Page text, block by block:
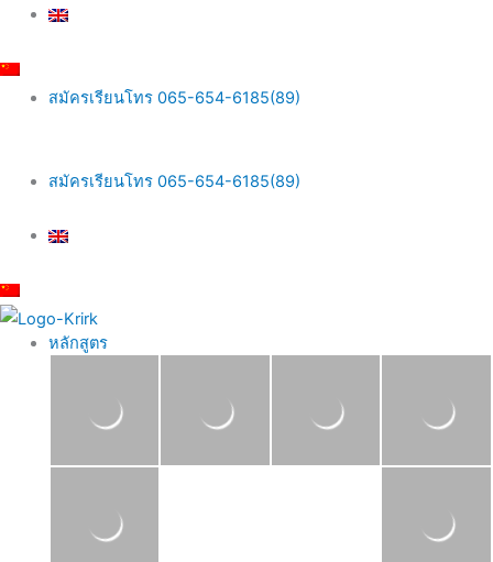
content
สมัครเรียนโทร 065-654-6185(89)
สมัครเรียนโทร 065-654-6185(89)
หลักสูตร
Main